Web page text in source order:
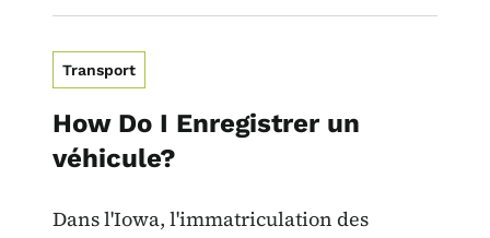
Transport
How Do I Enregistrer un
véhicule?
Dans l'Iowa, l'immatriculation des